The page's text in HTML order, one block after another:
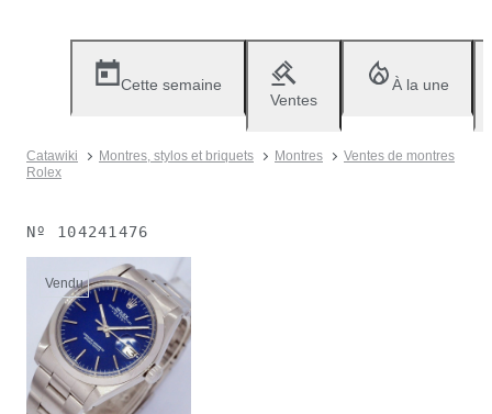
Cette semaine
Ventes
À la une
Catawiki Montres, stylos et briquets Montres
Ventes de montres
Rolex
Nº 104241476
Vendu